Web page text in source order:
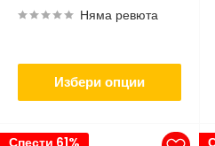
Няма ревюта
Избери опции
Спести 61%